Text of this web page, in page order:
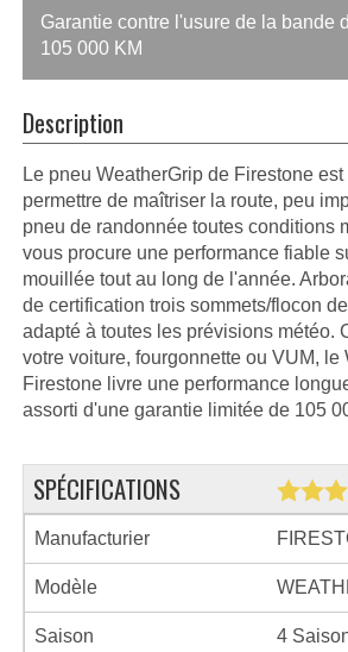
Garantie contre l'usure de la bande
105 000 KM
Description
Le pneu WeatherGrip de Firestone
permettre de maîtriser la route, peu
pneu de randonnée toutes conditions
vous procure une performance fiable
mouillée tout au long de l'année.
de certification trois sommets/flocon
adapté à toutes les prévisions météo.
votre voiture, fourgonnette ou VUM, le
Firestone livre une performance
assorti d'une garantie limitée de 105
SPÉCIFICATIONS
Manufacturier
Modèle
Saison 4